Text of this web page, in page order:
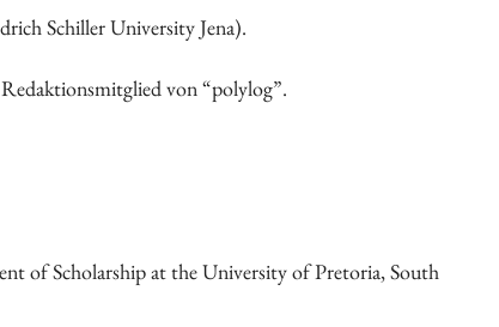
Schiller University Jena).
von “polylog”.
of Scholarship at the University of Pretoria, South